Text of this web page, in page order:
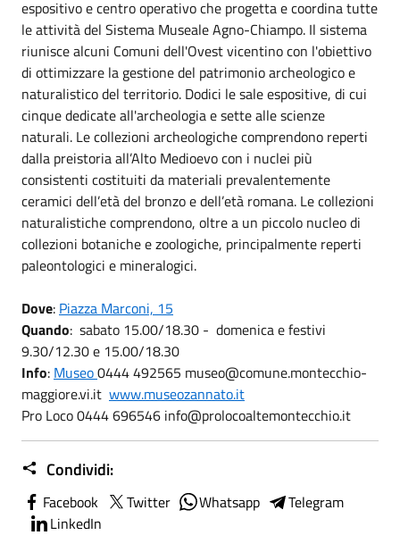
espositivo e centro operativo che progetta e coordina tutte
le attività del Sistema Museale Agno-Chiampo. Il sistema
riunisce alcuni Comuni dell'Ovest vicentino con l'obiettivo
di ottimizzare la gestione del patrimonio archeologico e
naturalistico del territorio. Dodici le sale espositive, di cui
cinque dedicate all'archeologia e sette alle scienze
naturali. Le collezioni archeologiche comprendono reperti
dalla preistoria all’Alto Medioevo con i nuclei più
consistenti costituiti da materiali prevalentemente
ceramici dell’età del bronzo e dell’età romana. Le collezioni
naturalistiche comprendono, oltre a un piccolo nucleo di
collezioni botaniche e zoologiche, principalmente reperti
paleontologici e mineralogici.
Dove: Piazza Marconi, 15
Quando: sabato 15.00/18.30 - domenica e festivi
9.30/12.30 e 15.00/18.30
Info: Museo0444 492565 museo@comune.montecchio-
maggiore.vi.it www.museozannato.it
Pro Loco 0444 696546 info@prolocoaltemontecchio.it
Condividi:
Facebook Twitter Whatsapp
Telegram
LinkedIn